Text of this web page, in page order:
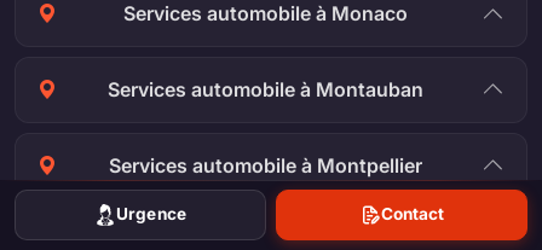
Services automobile à Monaco
Services automobile à Montauban
Services automobile à Montpellier
Services automobile à Montreuil
Urgence Contact